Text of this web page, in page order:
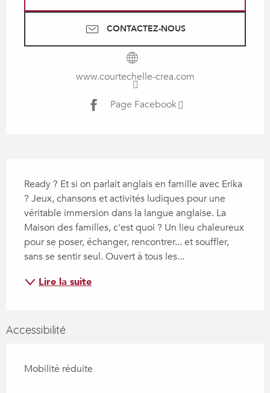
CONTACTEZ-NOUS
www.courtechelle-crea.com
Page Facebook
Ready ? Et si on parlait anglais en famille avec Erika
? Jeux, chansons et activités ludiques pour une
véritable immersion dans la langue anglaise. La
Maison des familles, c'est quoi ? Un lieu chaleureux
pour se poser, échanger, rencontrer... et souffler,
sans se sentir seul. Ouvert à tous les...
Lire la suite
Accessibilité
Mobilité réduite